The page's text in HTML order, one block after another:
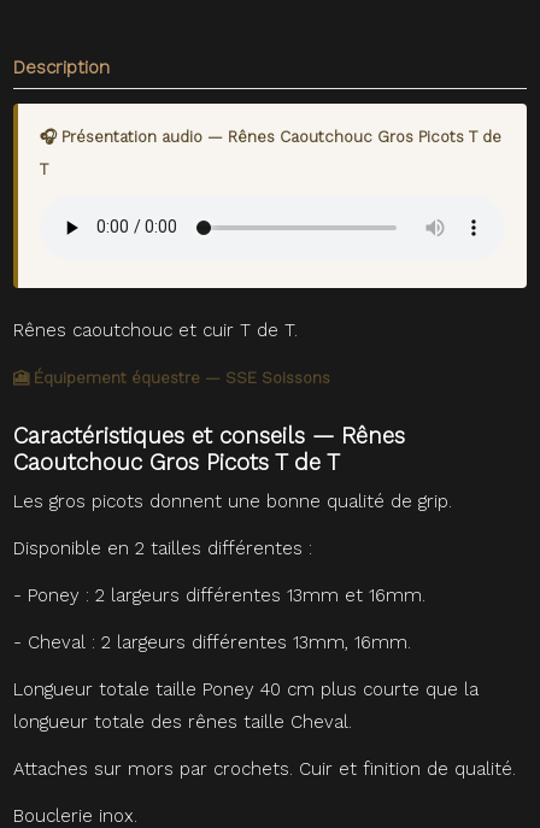
Description
🎧 Présentation audio — Rênes Caoutchouc Gros Picots T de
T
Rênes caoutchouc et cuir T de T.
🎦 Équipement équestre — SSE Soissons
Caractéristiques et conseils — Rênes
Caoutchouc Gros Picots T de T
Les gros picots donnent une bonne qualité de grip.
Disponible en 2 tailles différentes :
- Poney : 2 largeurs différentes 13mm et 16mm.
- Cheval : 2 largeurs différentes 13mm, 16mm.
Longueur totale taille Poney 40 cm plus courte que la
longueur totale des rênes taille Cheval.
Attaches sur mors par crochets. Cuir et finition de qualité.
Bouclerie inox.